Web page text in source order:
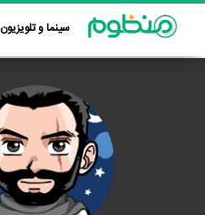
سینما و تلویزیون